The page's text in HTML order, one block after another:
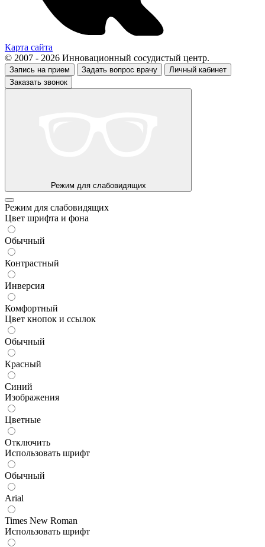
Карта сайта
© 2007 - 2026 Инновационный сосудистый центр.
Запись на прием Задать вопрос врачу
Личный кабинет
Заказать звонок
Режим для слабовидящих
Режим для слабовидящих
Цвет шрифта и фона
Обычный
Контрастный
Инверсия
Комфортный
Цвет кнопок и ссылок
Обычный
Красный
Синий
Изображения
Цветные
Отключить
Использовать шрифт
Обычный
Arial
Times New Roman
Использовать шрифт